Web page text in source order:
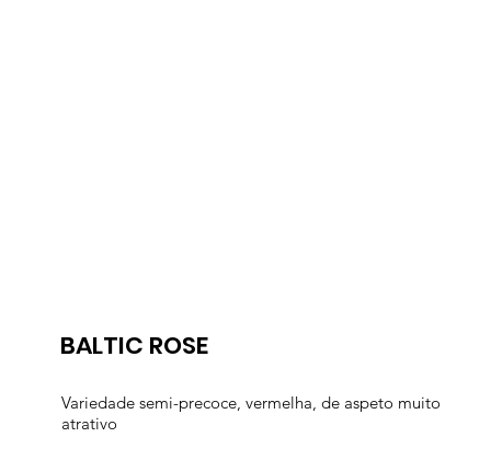
BALTIC ROSE
Variedade semi-precoce, vermelha, de aspeto muito
atrativo